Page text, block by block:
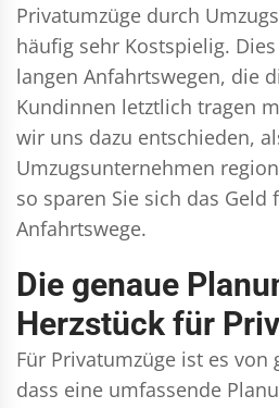
Privatumzüge durch
häufig sehr Kostspielig.
langen Anfahrtswegen, die
Kundinnen letztlich tragen
wir uns dazu entschieden,
Umzugsunternehmen
so sparen Sie sich das Geld
Anfahrtswege.
Die genaue
Herzstück für
Für Privatumzüge ist es von
dass eine umfassende